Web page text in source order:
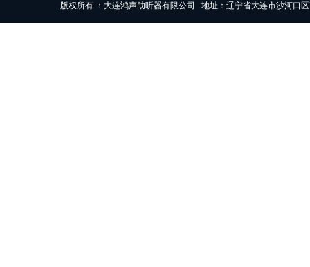
版权所有 ：大连鸿声助听器有限公司 地址：辽宁省大连市沙河口